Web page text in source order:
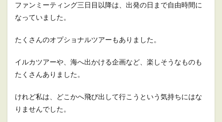
ファンミーティング三日目以降は、出発の日まで自由時間に
なっていました。
たくさんのオプショナルツアーもありました。
イルカツアーや、海へ出かける企画など、楽しそうなものも
たくさんありました。
けれど私は、どこかへ飛び出して行こうという気持ちにはな
りませんでした。